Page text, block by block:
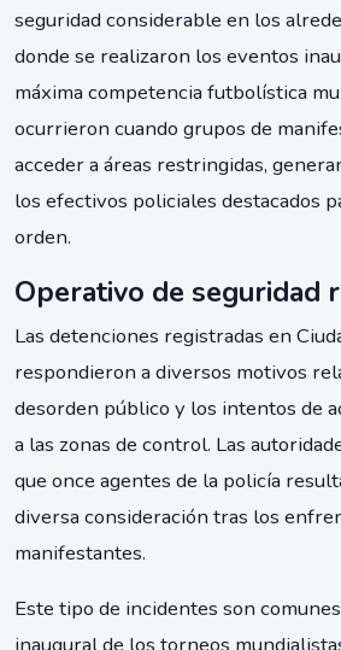
seguridad considerable en los
donde se realizaron los eventos
máxima competencia futbolística
ocurrieron cuando grupos de
acceder a áreas restringidas,
los efectivos policiales destacados
orden.
Operativo de seguridad
Las detenciones registradas en
respondieron a diversos motivos
desorden público y los intentos de
a las zonas de control. Las
que once agentes de la policía
diversa consideración tras los
manifestantes.
Este tipo de incidentes son